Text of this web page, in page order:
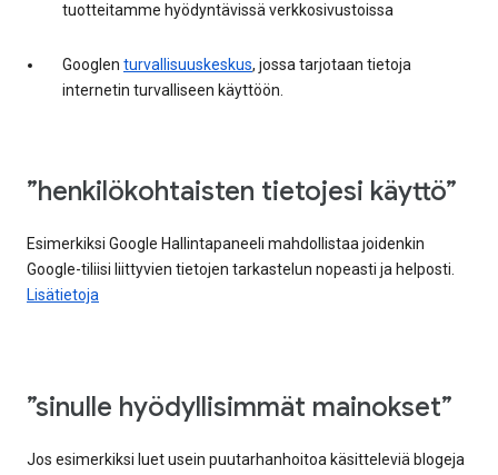
tuotteitamme hyödyntävissä verkkosivustoissa
Googlen turvallisuuskeskus, jossa tarjotaan tietoja
internetin turvalliseen käyttöön.
”henkilökohtaisten tietojesi käyttö”
Esimerkiksi Google Hallintapaneeli mahdollistaa joidenkin
Google-tiliisi liittyvien tietojen tarkastelun nopeasti ja helposti.
Lisätietoja
”sinulle hyödyllisimmät mainokset”
Jos esimerkiksi luet usein puutarhanhoitoa käsitteleviä blogeja